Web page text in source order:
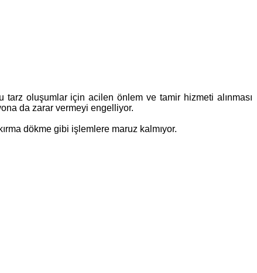
tarz oluşumlar için acilen önlem ve tamir hizmeti alınması
da zarar vermeyi engelliyor.
dökme gibi işlemlere maruz kalmıyor.